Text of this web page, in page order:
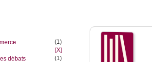
(1)
[X]
débats
(1)